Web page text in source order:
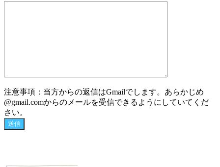
注意事項：当方からの返信はGmailでします。あらかじめ
@gmail.comからのメールを受信できるようにしていてくだ
さい。